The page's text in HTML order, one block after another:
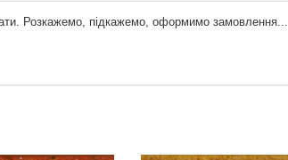
Розкажемо, підкажемо, оформимо замовлення...